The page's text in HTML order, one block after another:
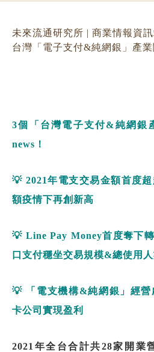
未來流通研究所 | 商業情報資
台灣「電子支付&純網銀」產
3個「台灣電子支付& 純網銀
news ！
💡 2021年電支交易金額首度
額疫情下再創新高
💡 Line Pay Money首度奪下
口支付穩坐交易規模&總使用
💡 「電支機構&純網銀」經
卡公司實現盈利
2021 年全台合計共28家開業